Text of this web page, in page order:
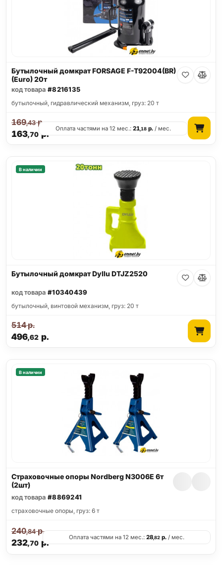
Бутылочный домкрат FORSAGE F-T92004(BR)
(Euro) 20т
код товара #8216135
бутылочный, гидравлический механизм, груз: 20 т
163,70р.
169,43р.
Оплата частями на 12 мес.:21,18 р. / мес.
В наличии
Бутылочный домкрат Dyllu DTJZ2520
код товара #10340439
бутылочный, винтовой механизм, груз: 20 т
496,62р.
514р.
В наличии
Страховочные опоры Nordberg N3006E 6т
(2шт)
код товара #8869241
страховочные опоры, груз: 6 т
232,70р.
240,84р.
Оплата частями на 12 мес.: 28,82 р. / мес.